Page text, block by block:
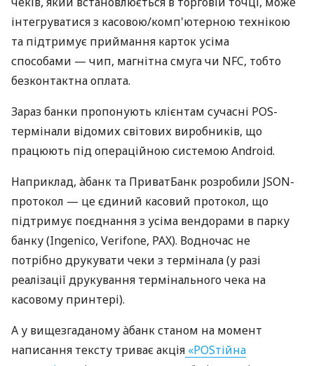
інтегруватися з касовою/комп'ютерною технікою
та підтримує приймання карток усіма
способами — чип, магнітна смуга чи NFC, тобто
безконтактна оплата.
Зараз банки пропонують клієнтам сучасні POS-
термінали відомих світових виробників, що
працюють під операційною системою Android.
Наприклад, àбанк та ПриватБанк розробили JSON-
протокол — це єдиний касовий протокол, що
підтримує поєднання з усіма вендорами в парку
банку (Ingenico, Verifone, PAX). Водночас не
потрібно друкувати чеки з термінала (у разі
реалізації друкування термінального чека на
касовому принтері).
А у вищезгаданому àбанк станом на момент
написання тексту триває акція «POSтійна